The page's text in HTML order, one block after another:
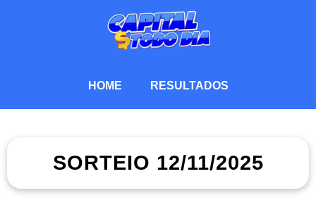
HOME RESULTADOS
SORTEIO 12/11/2025